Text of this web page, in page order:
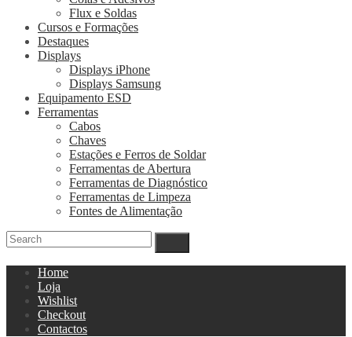
Flux e Soldas
Cursos e Formações
Destaques
Displays
Displays iPhone
Displays Samsung
Equipamento ESD
Ferramentas
Cabos
Chaves
Estações e Ferros de Soldar
Ferramentas de Abertura
Ferramentas de Diagnóstico
Ferramentas de Limpeza
Fontes de Alimentação
Home
Loja
Wishlist
Checkout
Contactos